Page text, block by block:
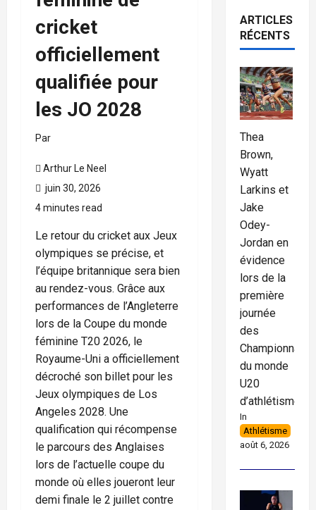
cricket
officiellement
qualifiée pour
les JO 2028
Par
Arthur Le Neel
juin 30, 2026
4 minutes read
Le retour du cricket aux Jeux
olympiques se précise, et
l’équipe britannique sera bien
au rendez-vous. Grâce aux
performances de l’Angleterre
lors de la Coupe du monde
féminine T20 2026, le
Royaume-Uni a officiellement
décroché son billet pour les
Jeux olympiques de Los
Angeles 2028. Une
qualification qui récompense
le parcours des Anglaises
lors de l’actuelle coupe du
monde où elles joueront leur
demi finale le 2 juillet contre
ARTICLES
RÉCENTS
Thea
Brown,
Wyatt
Larkins et
Jake
Odey-
Jordan en
évidence
lors de la
première
journée
des
Championnats
du monde
U20
d’athlétisme
In
Athlétisme
août 6, 2026